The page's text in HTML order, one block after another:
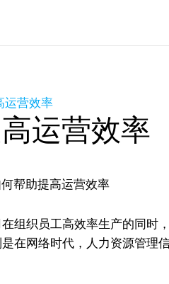
运营效率
运营效率
组织员工高效率生产的同时
在网络时代，人力资源管理